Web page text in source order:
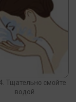
Тщательно смойте
водой.